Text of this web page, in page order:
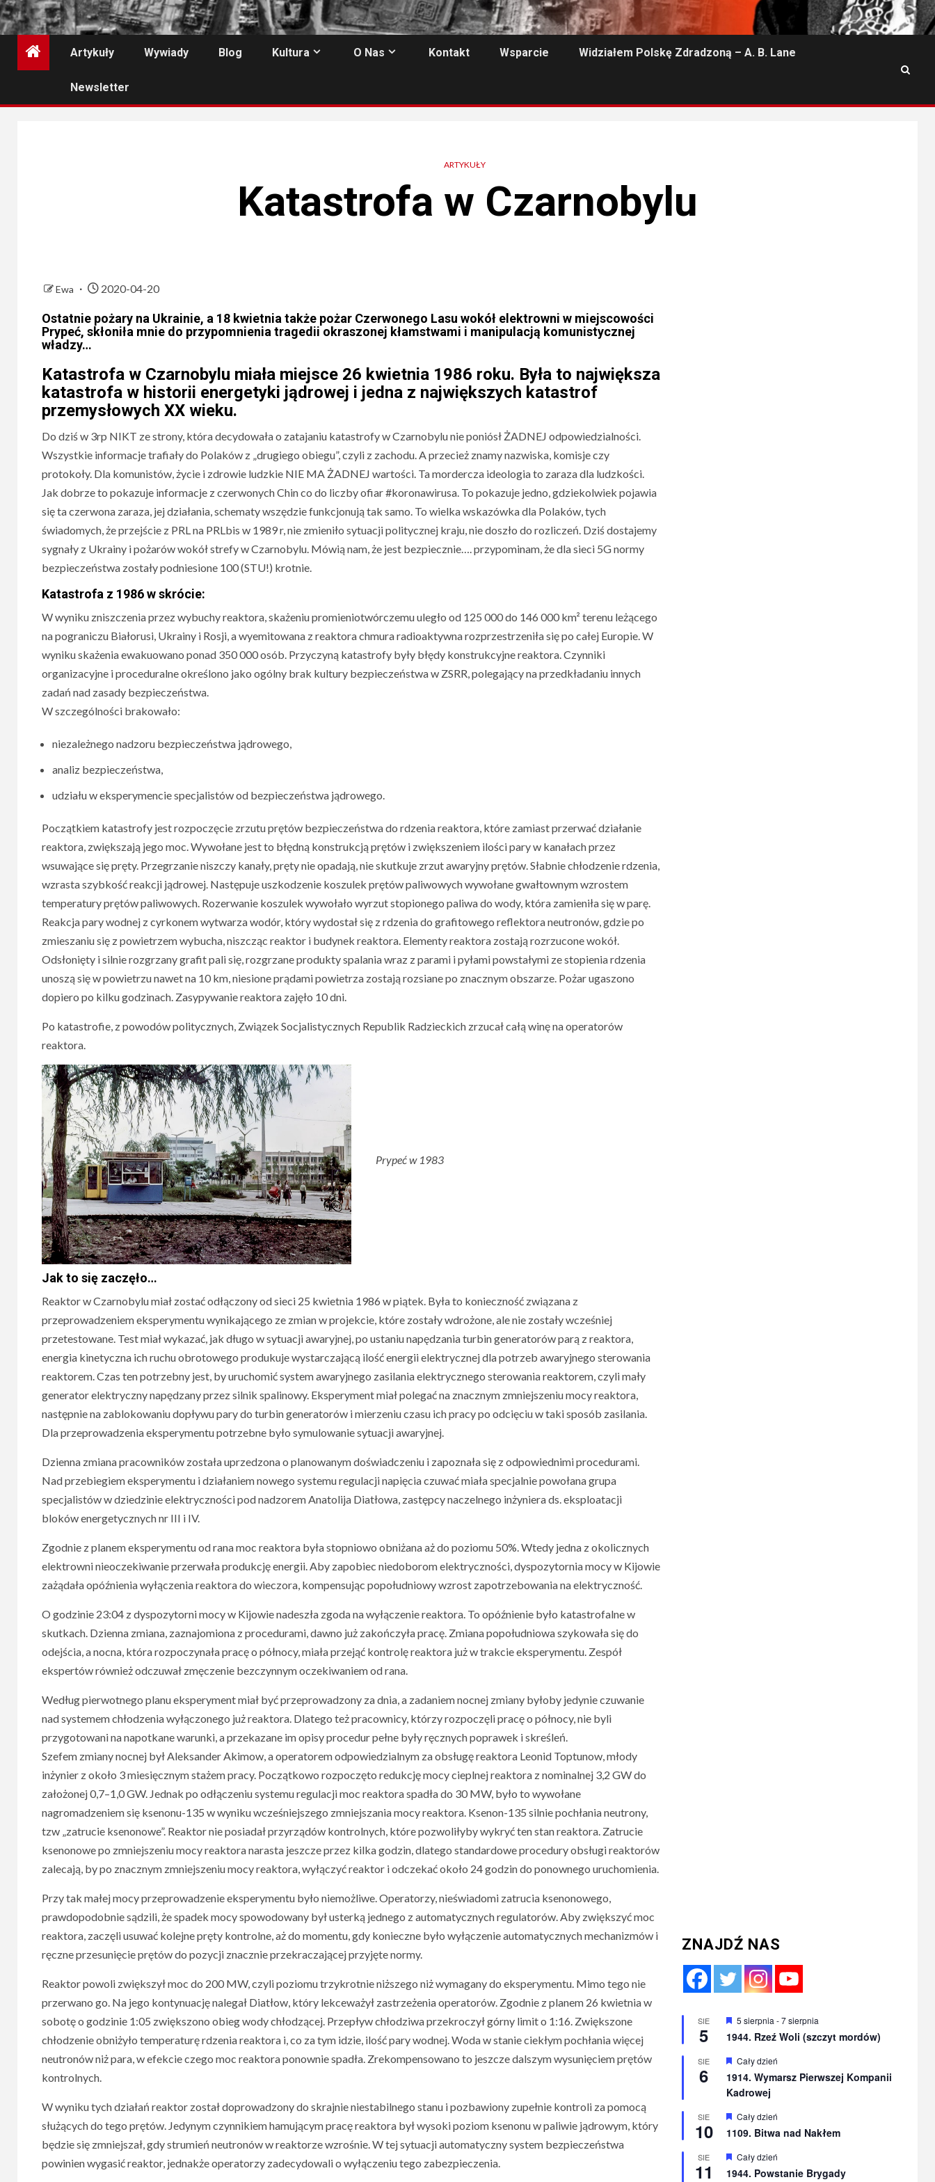
Artykuły Wywiady Blog Kultura O Nas Kontakt Wsparcie Widziałem Polskę Zdradzoną – A. B. Lane
Newsletter
ARTYKUŁY
Katastrofa w Czarnobylu
Ewa 2020-04-20
Ostatnie pożary na Ukrainie, a 18 kwietnia także pożar Czerwonego Lasu wokół elektrowni w miejscowości
Prypeć, skłoniła mnie do przypomnienia tragedii okraszonej kłamstwami i manipulacją komunistycznej
władzy…
Katastrofa w Czarnobylu miała miejsce 26 kwietnia 1986 roku. Była to największa
katastrofa w historii energetyki jądrowej i jedna z największych katastrof
przemysłowych XX wieku.
Do dziś w 3rp NIKT ze strony, która decydowała o zatajaniu katastrofy w Czarnobylu nie poniósł ŻADNEJ odpowiedzialności.
Wszystkie informacje trafiały do Polaków z „drugiego obiegu”, czyli z zachodu. A przecież znamy nazwiska, komisje czy
protokoły. Dla komunistów, życie i zdrowie ludzkie NIE MA ŻADNEJ wartości. Ta mordercza ideologia to zaraza dla ludzkości.
Jak dobrze to pokazuje informacje z czerwonych Chin co do liczby ofiar #koronawirusa. To pokazuje jedno, gdziekolwiek pojawia
się ta czerwona zaraza, jej działania, schematy wszędzie funkcjonują tak samo. To wielka wskazówka dla Polaków, tych
świadomych, że przejście z PRL na PRLbis w 1989 r, nie zmieniło sytuacji politycznej kraju, nie doszło do rozliczeń. Dziś dostajemy
sygnały z Ukrainy i pożarów wokół strefy w Czarnobylu. Mówią nam, że jest bezpiecznie…. przypominam, że dla sieci 5G normy
bezpieczeństwa zostały podniesione 100 (STU!) krotnie.
Katastrofa z 1986 w skrócie:
W wyniku zniszczenia przez wybuchy reaktora, skażeniu promieniotwórczemu uległo od 125 000 do 146 000 km² terenu leżącego
na pograniczu Białorusi, Ukrainy i Rosji, a wyemitowana z reaktora chmura radioaktywna rozprzestrzeniła się po całej Europie. W
wyniku skażenia ewakuowano ponad 350 000 osób. Przyczyną katastrofy były błędy konstrukcyjne reaktora. Czynniki
organizacyjne i proceduralne określono jako ogólny brak kultury bezpieczeństwa w ZSRR, polegający na przedkładaniu innych
zadań nad zasady bezpieczeństwa.
W szczególności brakowało:
niezależnego nadzoru bezpieczeństwa jądrowego,
analiz bezpieczeństwa,
udziału w eksperymencie specjalistów od bezpieczeństwa jądrowego.
Początkiem katastrofy jest rozpoczęcie zrzutu prętów bezpieczeństwa do rdzenia reaktora, które zamiast przerwać działanie
reaktora, zwiększają jego moc. Wywołane jest to błędną konstrukcją prętów i zwiększeniem ilości pary w kanałach przez
wsuwające się pręty. Przegrzanie niszczy kanały, pręty nie opadają, nie skutkuje zrzut awaryjny prętów. Słabnie chłodzenie rdzenia,
wzrasta szybkość reakcji jądrowej. Następuje uszkodzenie koszulek prętów paliwowych wywołane gwałtownym wzrostem
temperatury prętów paliwowych. Rozerwanie koszulek wywołało wyrzut stopionego paliwa do wody, która zamieniła się w parę.
Reakcja pary wodnej z cyrkonem wytwarza wodór, który wydostał się z rdzenia do grafitowego reflektora neutronów, gdzie po
zmieszaniu się z powietrzem wybucha, niszcząc reaktor i budynek reaktora. Elementy reaktora zostają rozrzucone wokół.
Odsłonięty i silnie rozgrzany grafit pali się, rozgrzane produkty spalania wraz z parami i pyłami powstałymi ze stopienia rdzenia
unoszą się w powietrzu nawet na 10 km, niesione prądami powietrza zostają rozsiane po znacznym obszarze. Pożar ugaszono
dopiero po kilku godzinach. Zasypywanie reaktora zajęło 10 dni.
Po katastrofie, z powodów politycznych, Związek Socjalistycznych Republik Radzieckich zrzucał całą winę na operatorów
reaktora.
Prypeć w 1983
Jak to się zaczęło…
Reaktor w Czarnobylu miał zostać odłączony od sieci 25 kwietnia 1986 w piątek. Była to konieczność związana z
przeprowadzeniem eksperymentu wynikającego ze zmian w projekcie, które zostały wdrożone, ale nie zostały wcześniej
przetestowane. Test miał wykazać, jak długo w sytuacji awaryjnej, po ustaniu napędzania turbin generatorów parą z reaktora,
energia kinetyczna ich ruchu obrotowego produkuje wystarczającą ilość energii elektrycznej dla potrzeb awaryjnego sterowania
reaktorem. Czas ten potrzebny jest, by uruchomić system awaryjnego zasilania elektrycznego sterowania reaktorem, czyli mały
generator elektryczny napędzany przez silnik spalinowy. Eksperyment miał polegać na znacznym zmniejszeniu mocy reaktora,
następnie na zablokowaniu dopływu pary do turbin generatorów i mierzeniu czasu ich pracy po odcięciu w taki sposób zasilania.
Dla przeprowadzenia eksperymentu potrzebne było symulowanie sytuacji awaryjnej.
Dzienna zmiana pracowników została uprzedzona o planowanym doświadczeniu i zapoznała się z odpowiednimi procedurami.
Nad przebiegiem eksperymentu i działaniem nowego systemu regulacji napięcia czuwać miała specjalnie powołana grupa
specjalistów w dziedzinie elektryczności pod nadzorem Anatolija Diatłowa, zastępcy naczelnego inżyniera ds. eksploatacji
bloków energetycznych nr III i IV.
Zgodnie z planem eksperymentu od rana moc reaktora była stopniowo obniżana aż do poziomu 50%. Wtedy jedna z okolicznych
elektrowni nieoczekiwanie przerwała produkcję energii. Aby zapobiec niedoborom elektryczności, dyspozytornia mocy w Kijowie
zażądała opóźnienia wyłączenia reaktora do wieczora, kompensując popołudniowy wzrost zapotrzebowania na elektryczność.
O godzinie 23:04 z dyspozytorni mocy w Kijowie nadeszła zgoda na wyłączenie reaktora. To opóźnienie było katastrofalne w
skutkach. Dzienna zmiana, zaznajomiona z procedurami, dawno już zakończyła pracę. Zmiana popołudniowa szykowała się do
odejścia, a nocna, która rozpoczynała pracę o północy, miała przejąć kontrolę reaktora już w trakcie eksperymentu. Zespół
ekspertów również odczuwał zmęczenie bezczynnym oczekiwaniem od rana.
Według pierwotnego planu eksperyment miał być przeprowadzony za dnia, a zadaniem nocnej zmiany byłoby jedynie czuwanie
nad systemem chłodzenia wyłączonego już reaktora. Dlatego też pracownicy, którzy rozpoczęli pracę o północy, nie byli
przygotowani na napotkane warunki, a przekazane im opisy procedur pełne były ręcznych poprawek i skreśleń.
Szefem zmiany nocnej był Aleksander Akimow, a operatorem odpowiedzialnym za obsługę reaktora Leonid Toptunow, młody
inżynier z około 3 miesięcznym stażem pracy. Początkowo rozpoczęto redukcję mocy cieplnej reaktora z nominalnej 3,2 GW do
założonej 0,7–1,0 GW. Jednak po odłączeniu systemu regulacji moc reaktora spadła do 30 MW, było to wywołane
nagromadzeniem się ksenonu-135 w wyniku wcześniejszego zmniejszania mocy reaktora. Ksenon-135 silnie pochłania neutrony,
tzw „zatrucie ksenonowe”. Reaktor nie posiadał przyrządów kontrolnych, które pozwoliłyby wykryć ten stan reaktora. Zatrucie
ksenonowe po zmniejszeniu mocy reaktora narasta jeszcze przez kilka godzin, dlatego standardowe procedury obsługi reaktorów
zalecają, by po znacznym zmniejszeniu mocy reaktora, wyłączyć reaktor i odczekać około 24 godzin do ponownego uruchomienia.
Przy tak małej mocy przeprowadzenie eksperymentu było niemożliwe. Operatorzy, nieświadomi zatrucia ksenonowego,
prawdopodobnie sądzili, że spadek mocy spowodowany był usterką jednego z automatycznych regulatorów. Aby zwiększyć moc
reaktora, zaczęli usuwać kolejne pręty kontrolne, aż do momentu, gdy konieczne było wyłączenie automatycznych mechanizmów i
ręczne przesunięcie prętów do pozycji znacznie przekraczającej przyjęte normy.
Reaktor powoli zwiększył moc do 200 MW, czyli poziomu trzykrotnie niższego niż wymagany do eksperymentu. Mimo tego nie
przerwano go. Na jego kontynuację nalegał Diatłow, który lekceważył zastrzeżenia operatorów. Zgodnie z planem 26 kwietnia w
sobotę o godzinie 1:05 zwiększono obieg wody chłodzącej. Przepływ chłodziwa przekroczył górny limit o 1:16. Zwiększone
chłodzenie obniżyło temperaturę rdzenia reaktora i, co za tym idzie, ilość pary wodnej. Woda w stanie ciekłym pochłania więcej
neutronów niż para, w efekcie czego moc reaktora ponownie spadła. Zrekompensowano to jeszcze dalszym wysunięciem prętów
kontrolnych.
W wyniku tych działań reaktor został doprowadzony do skrajnie niestabilnego stanu i pozbawiony zupełnie kontroli za pomocą
służących do tego prętów. Jedynym czynnikiem hamującym pracę reaktora był wysoki poziom ksenonu w paliwie jądrowym, który
będzie się zmniejszał, gdy strumień neutronów w reaktorze wzrośnie. W tej sytuacji automatyczny system bezpieczeństwa
powinien wygasić reaktor, jednakże operatorzy zadecydowali o wyłączeniu tego zabezpieczenia.
ZNAJDŹ NAS
SIE
5
Wyróżnione
5 sierpnia -7 sierpnia
1944. Rzeź Woli (szczyt mordów)
SIE
6
Wyróżnione
Cały dzień
1914. Wymarsz Pierwszej Kompanii
Kadrowej
SIE
10
Wyróżnione
Cały dzień
1109. Bitwa nad Nakłem
SIE
11
Wyróżnione
Cały dzień
1944. Powstanie Brygady